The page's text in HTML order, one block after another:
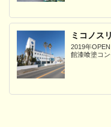
ミコノス
2019年
館漆喰塗コ